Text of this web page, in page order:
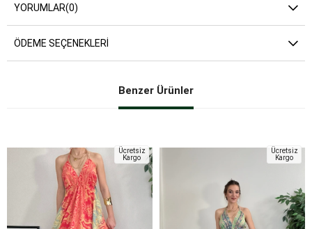
YORUMLAR(0)
ÖDEME SEÇENEKLERI
Benzer Ürünler
Ücretsiz
Kargo
Ücretsiz
Kargo